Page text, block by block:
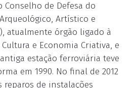
Conselho de Defesa do
Artístico e
atualmente órgão ligado à
e Economia Criativa, e
antiga estação ferroviária teve
em 1990. No final de 2012
de instalações